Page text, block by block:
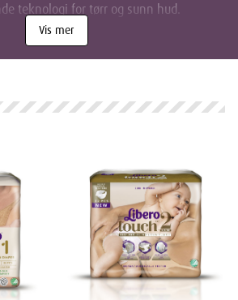
teknologi for tørr og sunn hud.
utvalgt for å minimere risikoen for
som viser når det er på tide
Vis mer